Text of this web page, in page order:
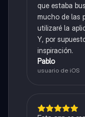
que estaba
mucho de las
utilizaré la
Y, por
inspiración.
Pablo
usuario de iOS